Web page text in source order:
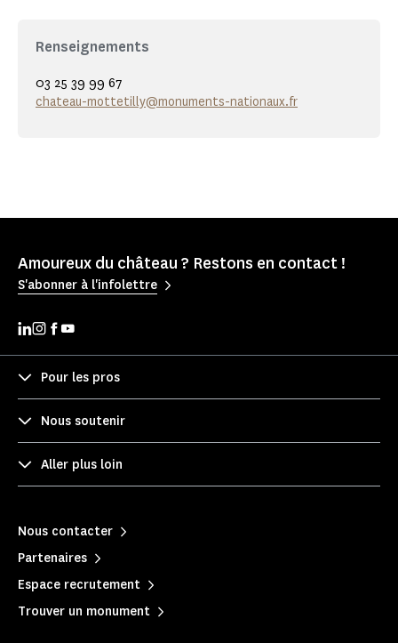
Renseignements
03 25 39 99 67
chateau-mottetilly@monuments-nationaux.fr
Amoureux du château ? Restons en contact !
S'abonner à l'infolettre
Pour les pros
Nous soutenir
Aller plus loin
Nous contacter
Partenaires
Espace recrutement
Trouver un monument